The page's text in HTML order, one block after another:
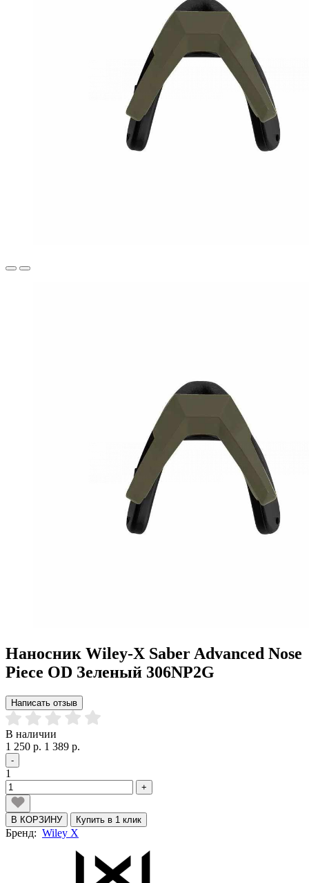
Наносник Wiley-X Saber Advanced Nose
Piece OD Зеленый 306NP2G
Написать отзыв
В наличии
1 250 р. 1 389 р.
-
1
+
В КОРЗИНУ Купить в 1 клик
Бренд: Wiley X